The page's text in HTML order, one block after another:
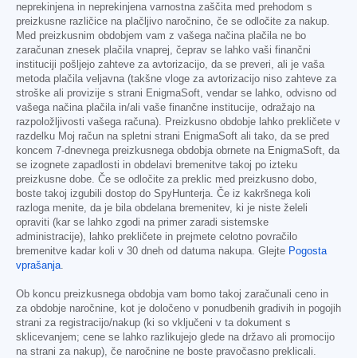
neprekinjena in neprekinjena varnostna zaščita med prehodom s
preizkusne različice na plačljivo naročnino, če se odločite za nakup.
Med preizkusnim obdobjem vam z vašega načina plačila ne bo
zaračunan znesek plačila vnaprej, čeprav se lahko vaši finančni
instituciji pošljejo zahteve za avtorizacijo, da se preveri, ali je vaša
metoda plačila veljavna (takšne vloge za avtorizacijo niso zahteve za
stroške ali provizije s strani EnigmaSoft, vendar se lahko, odvisno od
vašega načina plačila in/ali vaše finančne institucije, odražajo na
razpoložljivosti vašega računa). Preizkusno obdobje lahko prekličete v
razdelku Moj račun na spletni strani EnigmaSoft ali tako, da se pred
koncem 7-dnevnega preizkusnega obdobja obrnete na EnigmaSoft, da
se izognete zapadlosti in obdelavi bremenitve takoj po izteku
preizkusne dobe. Če se odločite za preklic med preizkusno dobo,
boste takoj izgubili dostop do SpyHunterja. Če iz kakršnega koli
razloga menite, da je bila obdelana bremenitev, ki je niste želeli
opraviti (kar se lahko zgodi na primer zaradi sistemske
administracije), lahko prekličete in prejmete celotno povračilo
bremenitve kadar koli v 30 dneh od datuma nakupa. Glejte Pogosta
vprašanja
Ob koncu preizkusnega obdobja vam bomo takoj zaračunali ceno in
za obdobje naročnine, kot je določeno v ponudbenih gradivih in pogojih
strani za registracijo/nakup (ki so vključeni v ta dokument s
sklicevanjem; cene se lahko razlikujejo glede na državo ali promocijo
na strani za nakup), če naročnine ne boste pravočasno preklicali.